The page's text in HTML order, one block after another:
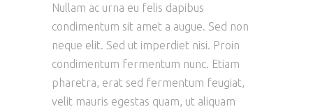
Nullam ac urna eu felis dapibus
condimentum sit amet a augue. Sed non
neque elit. Sed ut imperdiet nisi. Proin
condimentum fermentum nunc. Etiam
pharetra, erat sed fermentum feugiat,
velit mauris egestas quam, ut aliquam